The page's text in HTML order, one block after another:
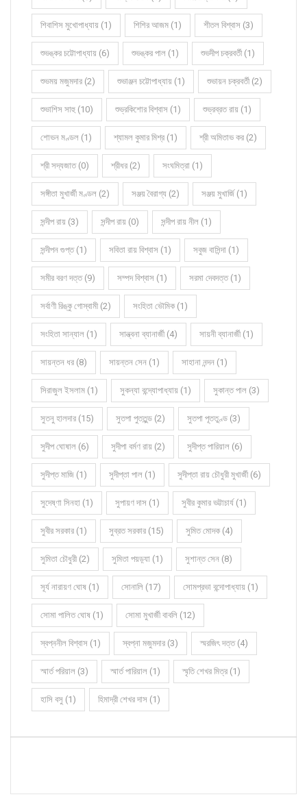
শিবাশিস মুখোপাধ্যায় (1) শিশির আজম (1) শীতল বিশ্বাস (3)
শুভঙ্কর চট্টোপাধ্যায় (6) শুভঙ্কর পাল (1) শুভদীপ চক্রবর্তী (1)
শুভময় মজুমদার (2) শুভাঞ্জন চট্টোপাধ্যায় (1) শুভায়ন চক্রবর্তী (2)
শুভাশিস সাহু (10) শুভ্রকিশোর বিশ্বাস (1) শুভ্রব্রত রায় (1)
শোভন মণ্ডল (1) শ্যামল কুমার মিশ্র (1) শ্রী অমিতাভ কর (2)
শ্রী সদ্যজাত (0) শ্রীধর (2) সংঘমিত্রা (1)
সঙ্গীতা মুখার্জী মণ্ডল (2) সঞ্জয় বৈরাগ্য (2) সঞ্জয় মুখার্জি (1)
সন্দীপ রায় (3) সন্দীপ রায় (0) সন্দীপ রায় নীল (1)
সন্দীপন গুপ্ত (1) সবিতা রায় বিশ্বাস (1) সবুজ বাসিন্দা (1)
সমীর বরণ দত্ত (9) সম্পদ বিশ্বাস (1) সরমা দেবদত্ত (1)
সর্বাণী রিঙ্কু গোস্বামী (2) সংহিতা ভৌমিক (1)
সংহিতা সান্যাল (1) সান্ত্বনা ব্যানার্জী (4) সায়নী ব্যানার্জী (1)
সায়ন্তন ধর (8) সায়ন্তন সেন (1) সাহানা নন্দন (1)
সিরাজুল ইসলাম (1) সুকন্যা বন্দ্যোপাধ্যায় (1) সুকান্ত পাল (3)
সুতনু হালদার (15) সুতপা পুততুন্ড (2) সুতপা পূততুণ্ড (3)
সুদীপ ঘোষাল (6) সুদীপা বর্মণ রায় (2) সুদীপ্ত পারিয়াল (6)
সুদীপ্ত মাজি (1) সুদীপ্তা পাল (1) সুদীপ্তা রায় চৌধুরী মুখার্জী (6)
সুদেষ্ণা সিনহা (1) সুপায়ণ দাস (1) সুবীর কুমার ভট্টাচার্য (1)
সুবীর সরকার (1) সুব্রত সরকার (15) সুমিত মোদক (4)
সুমিতা চৌধুরী (2) সুমিতা পয়ড়্যা (1) সুশান্ত সেন (8)
সূর্য নারায়ণ ঘোষ (1) সোনালি (17) সোমপ্রভা বন্দোপাধ্যায় (1)
সোমা পালিত ঘোষ (1) সোমা মুখার্জী বাবলি (12)
স্বপ্ননীল বিশ্বাস (1) স্বপ্না মজুমদার (3) স্মরজিৎ দত্ত (4)
স্মার্ত পরিয়াল (3) স্মার্ত পারিয়াল (1) স্মৃতি শেখর মিত্র (1)
হাসি বসু (1) হিমাদ্রী শেখর দাস (1)